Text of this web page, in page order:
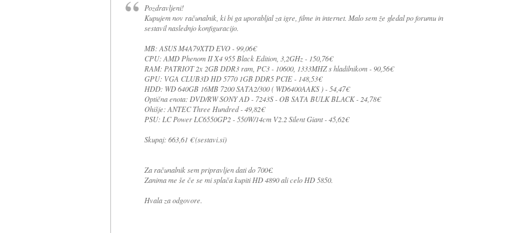
Pozdravljeni!
Kupujem nov računalnik, ki bi ga uporabljal za igre, filme in internet. Malo sem že gledal po forumu in
sestavil naslednjo konfiguracijo.
MB: ASUS M4A79XTD EVO - 99,06€
CPU: AMD Phenom II X4 955 Black Edition, 3,2GHz - 150,76€
RAM: PATRIOT 2x 2GB DDR3 ram, PC3 - 10600, 1333MHZ s hladilnikom - 90,56€
GPU: VGA CLUB3D HD 5770 1GB DDR5 PCIE - 148,53€
HDD: WD 640GB 16MB 7200 SATA2/300 ( WD6400AAKS ) - 54,47€
Optična enota: DVD/RW SONY AD - 7243S - OB SATA BULK BLACK - 24,78€
Ohišje: ANTEC Three Hundred - 49,82€
PSU: LC Power LC6550GP2 - 550W/14cm V2.2 Silent Giant - 45,62€
Skupaj: 663,61 € (sestavi.si)
Za računalnik sem pripravljen dati do 700€.
Zanima me še če se mi splača kupiti HD 4890 ali celo HD 5850.
Hvala za odgovore.